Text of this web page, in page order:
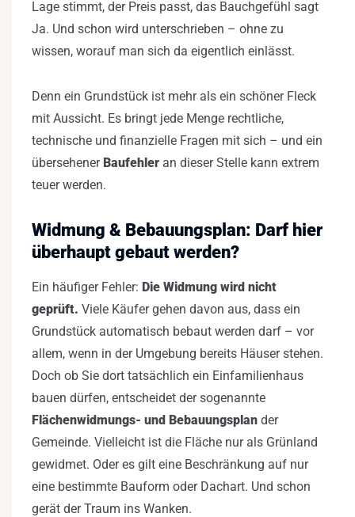
Lage stimmt, der Preis passt, das Bauchgefühl sagt
Ja. Und schon wird unterschrieben – ohne zu
wissen, worauf man sich da eigentlich einlässt.
Denn ein Grundstück ist mehr als ein schöner Fleck
mit Aussicht. Es bringt jede Menge rechtliche,
technische und finanzielle Fragen mit sich – und ein
übersehener Baufehler an dieser Stelle kann extrem
teuer werden.
Widmung & Bebauungsplan: Darf hier
überhaupt gebaut werden?
Ein häufiger Fehler: Die Widmung wird nicht
geprüft. Viele Käufer gehen davon aus, dass ein
Grundstück automatisch bebaut werden darf – vor
allem, wenn in der Umgebung bereits Häuser stehen.
Doch ob Sie dort tatsächlich ein Einfamilienhaus
bauen dürfen, entscheidet der sogenannte
Flächenwidmungs- und Bebauungsplan der
Gemeinde. Vielleicht ist die Fläche nur als Grünland
gewidmet. Oder es gilt eine Beschränkung auf nur
eine bestimmte Bauform oder Dachart. Und schon
gerät der Traum ins Wanken.